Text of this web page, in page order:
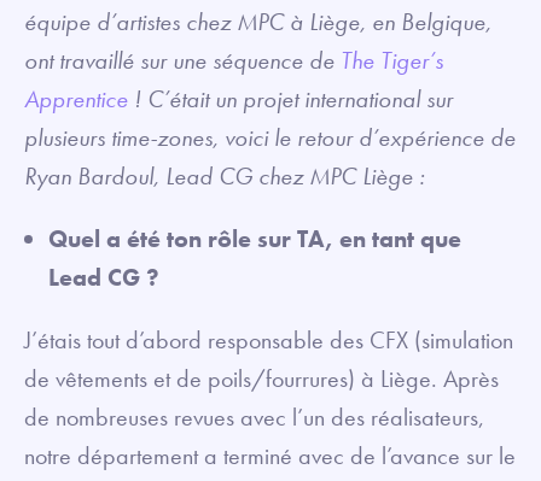
équipe d’artistes chez MPC à Liège, en Belgique,
ont travaillé sur une séquence de The Tiger’s
Apprentice ! C’était un projet international sur
plusieurs time-zones, voici le retour d’expérience de
Ryan Bardoul, Lead CG chez MPC Liège :
Quel a été ton rôle sur TA, en tant que
Lead CG ?
J’étais tout d’abord responsable des CFX (simulation
de vêtements et de poils/fourrures) à Liège. Après
de nombreuses revues avec l’un des réalisateurs,
notre département a terminé avec de l’avance sur le